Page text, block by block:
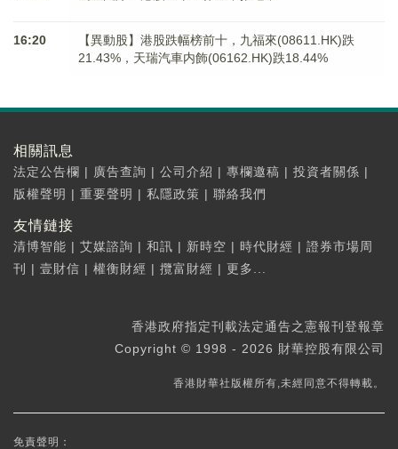
16:20
【異動股】港股跌幅榜前十，九福來(08611.HK)跌
21.43%，天瑞汽車内飾(06162.HK)跌18.44%
相關訊息
法定公告欄 | 廣告查詢 | 公司介紹 | 專欄邀稿 | 投資者關係 |
版權聲明 | 重要聲明 | 私隱政策 | 聯絡我們
友情鏈接
清博智能 | 艾媒諮詢 | 和訊 | 新時空 | 時代財經 | 證券市場周
刊
| 壹財信 | 權衡財經 | 攬富財經 | 更多...
香港政府指定刊載法定通告之憲報刊登報章
Copyright © 1998 - 2026 財華控股有限公司
香港財華社版權所有,未經同意不得轉載。
免責聲明：